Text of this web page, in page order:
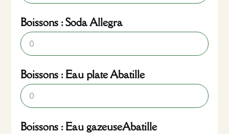
Boissons : Soda Allegra
Boissons : Eau plate Abatille
Boissons : Eau gazeuseAbatille